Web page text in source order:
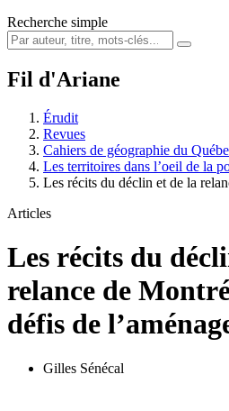
Recherche simple
Fil d'Ariane
Érudit
Revues
Cahiers de géographie du
Les territoires dans l’oeil de la
Les récits du déclin et de la
Articles
Les récits du
relance de
défis de
Gilles Sénécal